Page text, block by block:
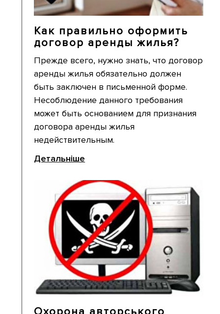
Как правильно оформить
договор аренды жилья?
Прежде всего, нужно знать, что договор
аренды жилья обязательно должен
быть заключен в письменной форме.
Несоблюдение данного требования
может быть основанием для признания
договора аренды жилья
недействительным.
Детальніше